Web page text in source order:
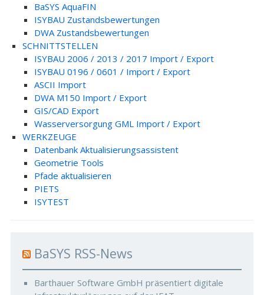
BaSYS AquaFIN
ISYBAU Zustandsbewertungen
DWA Zustandsbewertungen
SCHNITTSTELLEN
ISYBAU 2006 / 2013 / 2017 Import / Export
ISYBAU 0196 / 0601 / Import / Export
ASCII Import
DWA M150 Import / Export
GIS/CAD Export
Wasserversorgung GML Import / Export
WERKZEUGE
Datenbank Aktualisierungsassistent
Geometrie Tools
Pfade aktualisieren
PIETS
ISYTEST
BaSYS RSS-News
Barthauer Software GmbH präsentiert digitale